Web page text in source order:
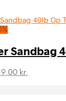
Sandbag
kr.